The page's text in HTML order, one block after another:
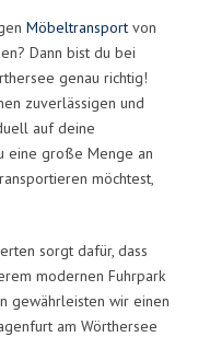
Möbeltransport von
Dann bist du bei
genau richtig!
zuverlässigen und
auf deine
eine große Menge an
möchtest,
sorgt dafür, dass
modernen Fuhrpark
gewährleisten wir einen
am Wörthersee